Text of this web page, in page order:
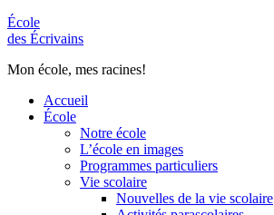
École
des Écrivains
Mon école, mes racines!
Accueil
École
Notre école
L’école en images
Programmes particuliers
Vie scolaire
Nouvelles de la vie scolaire